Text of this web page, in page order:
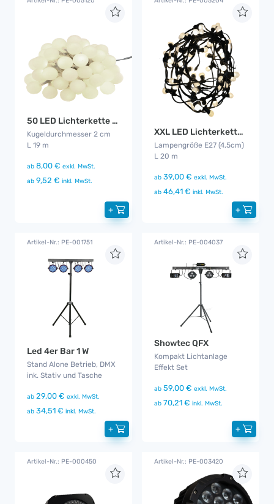
50 LED Lichterkette warm - weiß
Kugeldurchmesser 2 cm
L 19 m
ab 8,00 € exkl. MwSt.
ab 9,52 € inkl. MwSt.
+
XXL LED Lichterkette outdoor
Lampengröße E27 (4,5cm)
L 20 m
ab 39,00 € exkl. MwSt.
ab 46,41 € inkl. MwSt.
+
Artikel-Nr.: PE-001751
Led 4er Bar 1 W
Stand Alone Betrieb, DMX
ink. Stativ und Tasche
ab 29,00 € exkl. MwSt.
ab 34,51 € inkl. MwSt.
+
Artikel-Nr.: PE-004037
Showtec QFX
Kompakt Lichtanlage
Effekt Set
ab 59,00 € exkl. MwSt.
ab 70,21 € inkl. MwSt.
+
Artikel-Nr.: PE-000450 Artikel-Nr.: PE-003420